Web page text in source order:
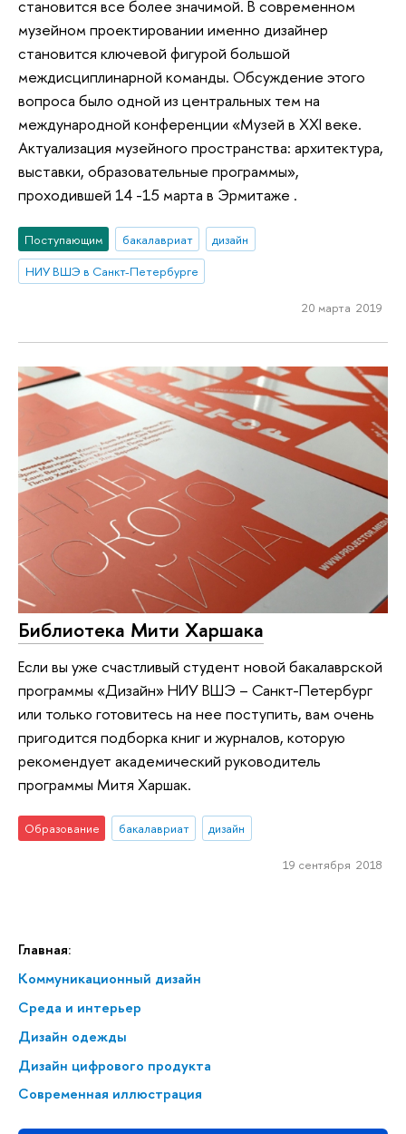
Главная:
Коммуникационный дизайн
Среда и интерьер
Дизайн одежды
Дизайн цифрового продукта
Современная иллюстрация
становится все более значимой. В современном
музейном проектировании именно дизайнер
становится ключевой фигурой большой
междисциплинарной команды. Обсуждение этого
вопроса было одной из центральных тем на
международной конференции «Музей в XXI веке.
Актуализация музейного пространства: архитектура,
выставки, образовательные программы»,
проходившей 14 -15 марта в Эрмитаже .
Поступающим бакалавриат
дизайн
НИУ ВШЭ в Санкт-Петербурге
20 марта 2019
Библиотека Мити Харшака
Если вы уже счастливый студент новой бакалаврской
программы «Дизайн» НИУ ВШЭ – Санкт-Петербург
или только готовитесь на нее поступить, вам очень
пригодится подборка книг и журналов, которую
рекомендует академический руководитель
программы Митя Харшак.
Образование бакалавриат дизайн
19 сентября 2018